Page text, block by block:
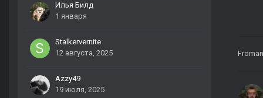
Илья Билд
1 января
Stalkervernite
12 августа, 2025
Azzy49
19 июля, 2025
Froman